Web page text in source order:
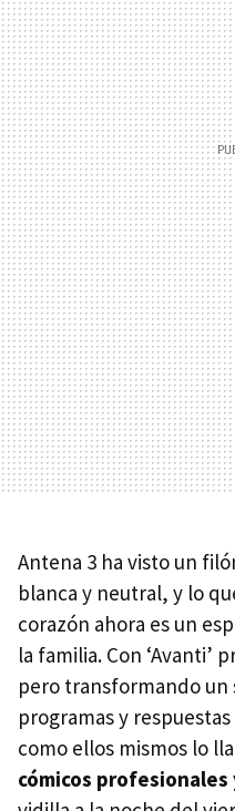
Antena 3 ha visto un
blanca y neutral, y lo
corazón ahora es un
la familia. Con ‘Avanti’
pero transformando un
programas y respuestas
como ellos mismos lo
cómicos profesionales